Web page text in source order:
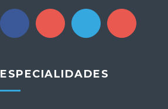
ESPECIALIDADES